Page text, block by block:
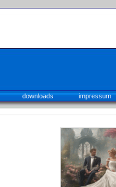
downloads impressum